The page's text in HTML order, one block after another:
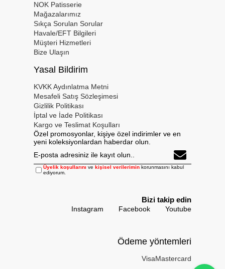
NOK Patisserie
Mağazalarımız
Sıkça Sorulan Sorular
Havale/EFT Bilgileri
Müşteri Hizmetleri
Bize Ulaşın
Yasal Bildirim
KVKK Aydınlatma Metni
Mesafeli Satış Sözleşimesi
Gizlilik Politikası
İptal ve İade Politikası
Kargo ve Teslimat Koşulları
Özel promosyonlar, kişiye özel indirimler ve en
yeni koleksiyonlardan haberdar olun.
Üyelik koşullarını vekişisel verilerimin korunmasını kabul
ediyorum.
Bizi takip edin
Instagram Facebook Youtube
Ödeme yöntemleri
VisaMastercard